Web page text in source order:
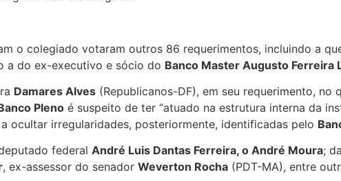
o colegiado votaram outros 86 requerimentos, incluindo a
a do ex-executivo e sócio do Banco Master Augusto Ferreira
Damares Alves (Republicanos-DF), em seu requerimento, no
Pleno é suspeito de ter “atuado na estrutura interna da
ocultar irregularidades, posteriormente, identificadas pelo
federal André Luis Dantas Ferreira, o André Moura; da
, ex-assessor do senador Weverton Rocha (PDT-MA), entre